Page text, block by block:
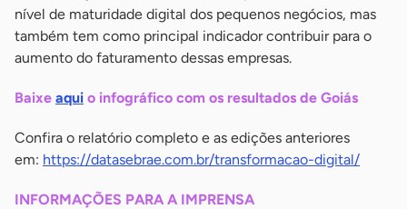
nível de maturidade digital dos pequenos negócios, mas
também tem como principal indicador contribuir para o
aumento do faturamento dessas empresas.
Baixe aqui o infográfico com os resultados de Goiás
Confira o relatório completo e as edições anteriores
em: https://datasebrae.com.br/transformacao-digital/
INFORMAÇÕES PARA A IMPRENSA